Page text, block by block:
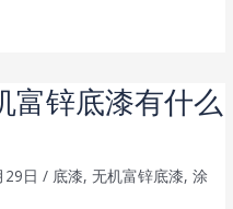
富锌底漆有什么
29日/ 底漆,无机富锌底漆,涂